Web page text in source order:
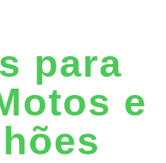
para
e